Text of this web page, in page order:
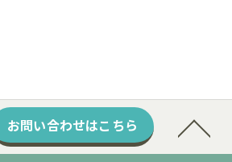
お問い合わせはこちら